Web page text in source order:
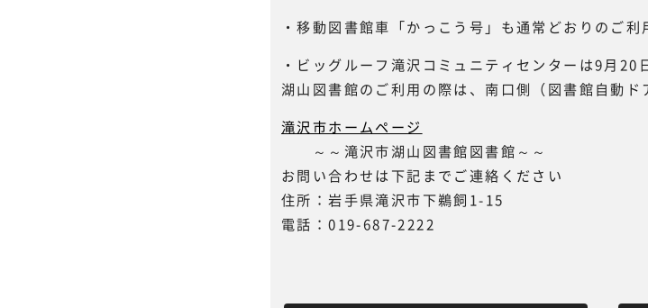
・移動図書館車「かっこう号」も通常どおりのご利
・ビッグルーフ滝沢コミュニティセンターは9月20
湖山図書館のご利用の際は、南口側（図書館自動ド
滝沢市ホームページ
～～滝沢市湖山図書館図書館～～
お問い合わせは下記までご連絡ください
住所：岩手県滝沢市下鵜飼1-15
電話：019-687-2222